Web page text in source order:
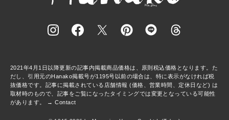
2021年4月1日以降更新の記事内掲載商品価格は、原則税込価格となります。た
だし、引用元のHanako掲載号が1195号以前の場合は、特に表示がなければ税
抜価格です。記事に掲載されている店舗情報 (価格、営業時間、定休日など) は
取材時のもので、記事をご覧になったタイミングでは変更となっている可能性
があります。 →Contact